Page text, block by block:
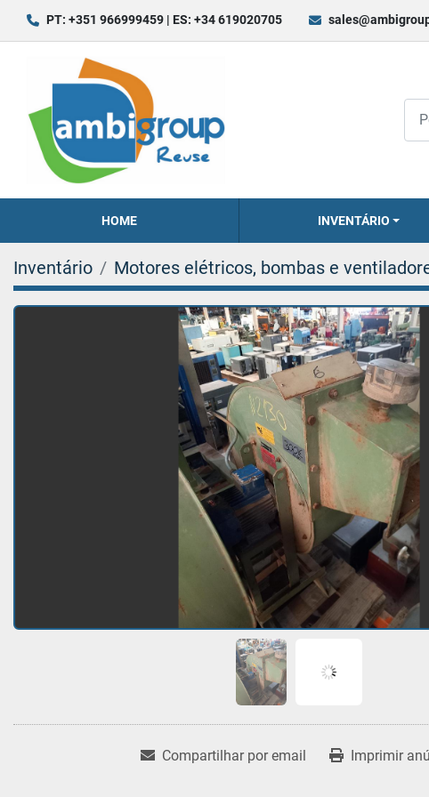
PT: +351 966999459 | ES: +34 619020705
HOME INVENTÁRIO
Inventário Motores elétricos, bombas e
Compartilhar por email Imprimir